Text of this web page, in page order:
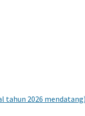
tahun 2026 mendatang)